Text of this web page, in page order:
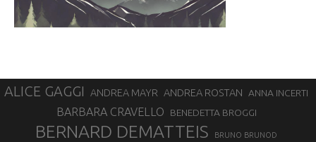
ALICE GAGGI ANDREA MAYR ANDREA ROSTAN ANNA INCERTI
BARBARA CRAVELLO BENEDETTA BROGGI
BERNARD DEMATTEIS BRUNO BRUNOD